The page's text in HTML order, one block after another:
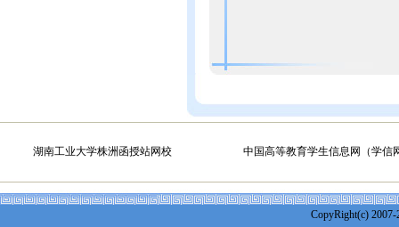
湖南工业大学株洲函授站网校 中国高等教育学生信息网（学信
CopyRight(c)